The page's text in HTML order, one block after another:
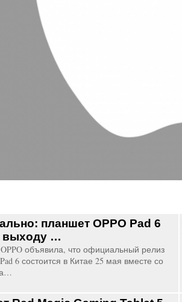
планшет OPPO Pad 6
выходу …
объявила, что официальный релиз
6 состоится в Китае 25 мая вместе со